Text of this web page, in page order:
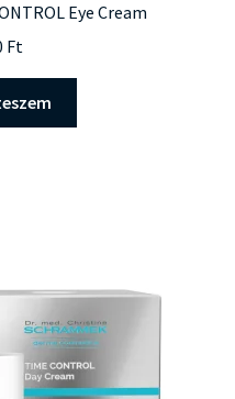
Eye Cream
Ft